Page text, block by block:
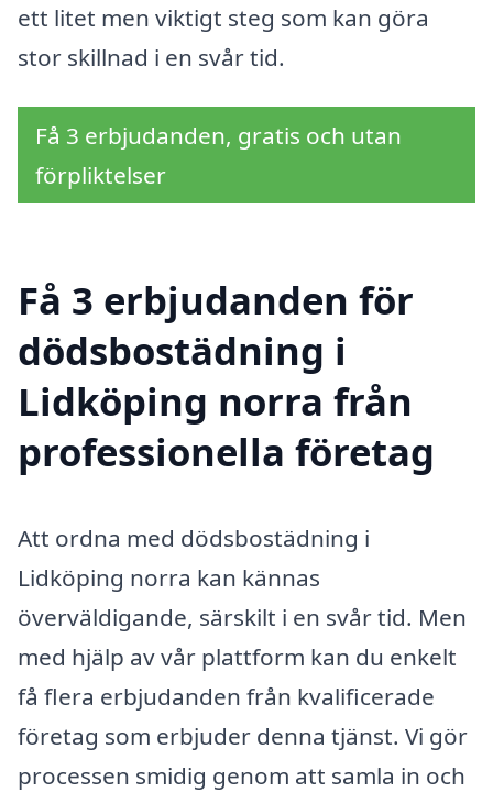
ett litet men viktigt steg som kan göra
stor skillnad i en svår tid.
Få 3 erbjudanden, gratis och utan
förpliktelser
Få 3 erbjudanden för
dödsbostädning i
Lidköping norra från
professionella företag
Att ordna med dödsbostädning i
Lidköping norra kan kännas
överväldigande, särskilt i en svår tid. Men
med hjälp av vår plattform kan du enkelt
få flera erbjudanden från kvalificerade
företag som erbjuder denna tjänst. Vi gör
processen smidig genom att samla in och